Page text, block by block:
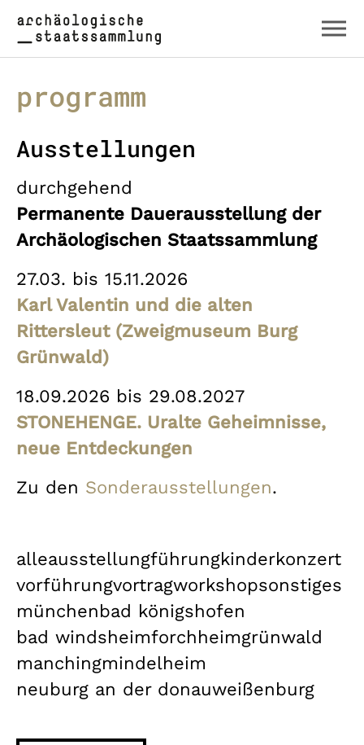
Zum Hauptinhalt springen
Skip to page footer
programm
Ausstellungen
durchgehend
Permanente Dauerausstellung der
Archäologischen Staatssammlung
27.03. bis 15.11.2026
Karl Valentin und die alten
Rittersleut (Zweigmuseum Burg
Grünwald)
18.09.2026 bis 29.08.2027
STONEHENGE. Uralte Geheimnisse,
neue Entdeckungen
Zu den Sonderausstellungen.
alleausstellungführungkinderkonzert
vorführungvortragworkshopsonstiges
münchenbad königshofen
bad windsheimforchheimgrünwald
manchingmindelheim
neuburg an der donauweißenburg